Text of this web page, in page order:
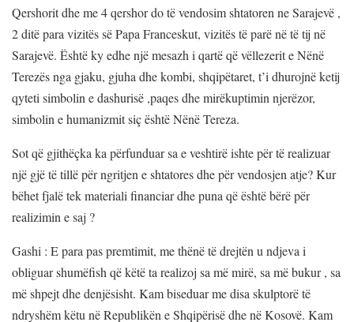
Qershorit dhe me 4 qershor do të vendosim shtatoren ne Sarajevë ,
2 ditë para vizitës së Papa Franceskut, vizitës të parë në të tij në
Sarajevë. Është ky edhe një mesazh i qartë që vëllezerit e Nënë
Terezës nga gjaku, gjuha dhe kombi, shqipëtaret, t’i dhurojnë ketij
qyteti simbolin e dashurisë ,paqes dhe mirëkuptimin njerëzor,
simbolin e humanizmit siç është Nënë Tereza.
Sot që gjithëçka ka përfunduar sa e veshtirë ishte për të realizuar
një gjë të tillë për ngritjen e shtatores dhe për vendosjen atje? Kur
bëhet fjalë tek materiali financiar dhe puna që është bërë për
realizimin e saj ?
Gashi : E para pas premtimit, me thënë të drejtën u ndjeva i
obliguar shumëfish që këtë ta realizoj sa më mirë, sa më bukur , sa
më shpejt dhe denjësisht. Kam biseduar me disa skulptorë të
ndryshëm këtu në Republikën e Shqipërisë dhe në Kosovë. Kam